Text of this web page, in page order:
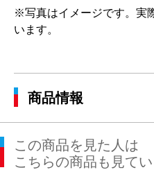
※写真はイメージです。実
います。
商品情報
この商品を見た人は
こちらの商品も見て